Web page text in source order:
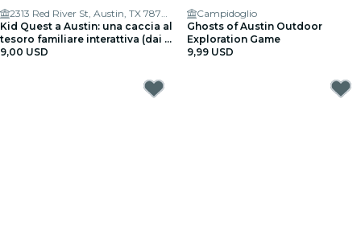
2313 Red River St, Austin, TX 78705, USA
Kid Quest a Austin: una caccia al
tesoro familiare interattiva (dai 4
agli 8 anni)
9,00 USD
Campidoglio
Ghosts of Austin Outdoor
Exploration Game
9,99 USD